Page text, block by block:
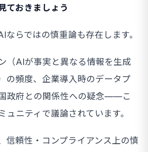
ておきましょう
ならではの慎重論も存在します。
（AIが事実と異なる情報を生成
の頻度、企業導入時のデータプ
政府との関係性への疑念——こ
ュニティで議論されています。
信頼性・コンプライアンス上の慎